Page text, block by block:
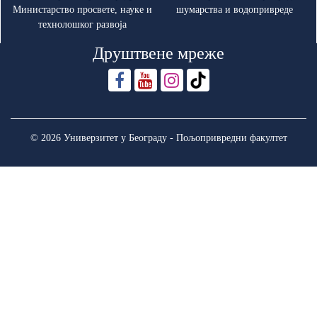
Министарство просвете, науке и
технолошког развоја
шумарства и водопривреде
Друштвене мреже
© 2026 Универзитет у Београду - Пољопривредни факултет